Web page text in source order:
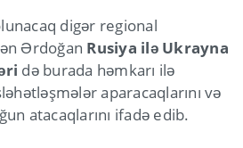
digər regional
Ərdoğan Rusiya ilə Ukrayna
də burada həmkarı ilə
aparacaqlarını və
atacaqlarını ifadə edib.